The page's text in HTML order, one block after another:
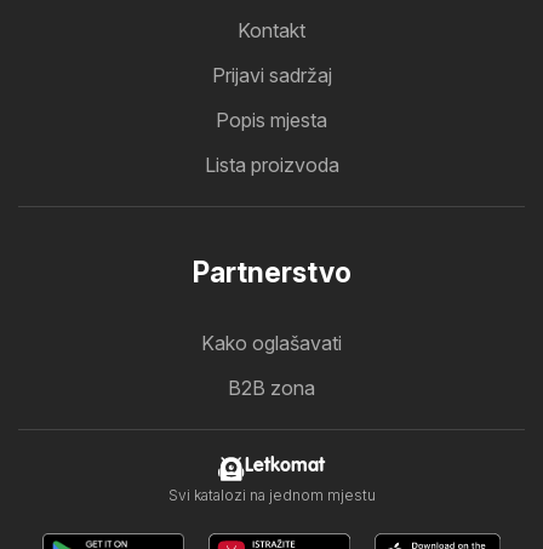
Kontakt
Prijavi sadržaj
Popis mjesta
Lista proizvoda
Partnerstvo
Kako oglašavati
B2B zona
Letkomat
Svi katalozi na jednom mjestu